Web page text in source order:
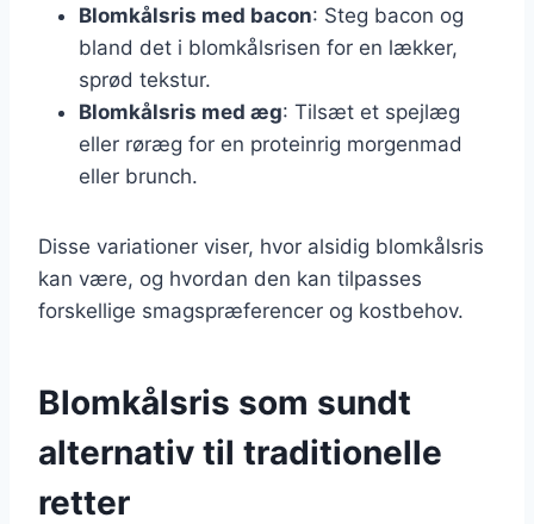
Blomkålsris med bacon: Steg bacon og
bland det i blomkålsrisen for en lækker,
sprød tekstur.
Blomkålsris med æg: Tilsæt et spejlæg
eller røræg for en proteinrig morgenmad
eller brunch.
Disse variationer viser, hvor alsidig blomkålsris
kan være, og hvordan den kan tilpasses
forskellige smagspræferencer og kostbehov.
Blomkålsris som sundt
alternativ til traditionelle
retter